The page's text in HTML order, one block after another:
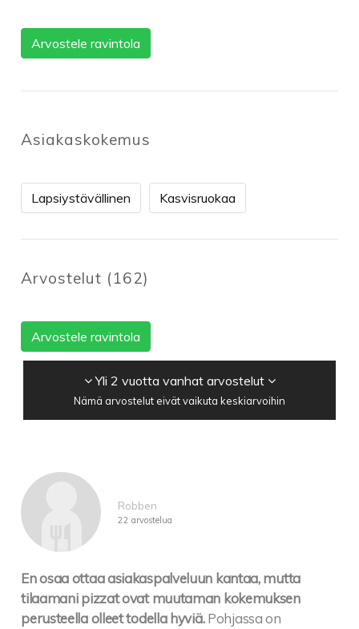
Arvostele ravintola
Asiakaskokemus
Lapsiystävällinen Kasvisruokaa
Arvostelut (162)
Arvostele ravintola
Yli 2 vuotta vanhat arvostelut
Nämä arvostelut eivät vaikuta keskiarvoihin
Robben
22 arvostelua
En osaa ottaa asiakaspalveluun kantaa, mutta
tilaamani pizzat ovat muutaman kokemuksen
perusteella olleet todella hyviä. Pohjassa on